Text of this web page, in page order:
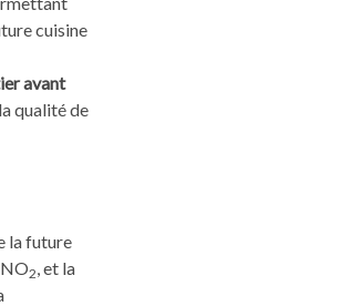
cuisine
avant
qualité de
la future
2, et la